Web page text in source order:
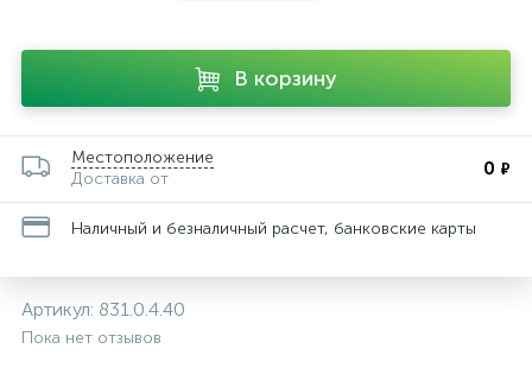
В корзину
Местоположение
Доставка от
0 ₽
Наличный и безналичный расчет, банковские карты
Артикул: 831.0.4.40
Пока нет отзывов